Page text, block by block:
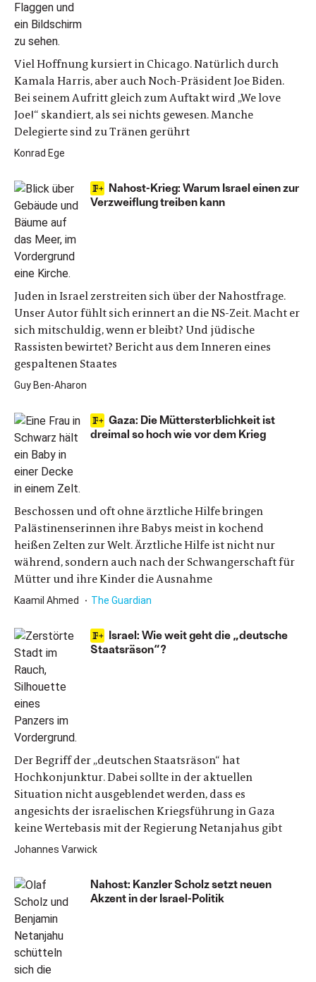
Viel Hoffnung kursiert in Chicago. Natürlich durch
Kamala Harris, aber auch Noch-Präsident Joe Biden.
Bei seinem Aufritt gleich zum Auftakt wird „We love
Joe!“ skandiert, als sei nichts gewesen. Manche
Delegierte sind zu Tränen gerührt
Konrad Ege
Nahost-Krieg: Warum Israel einen zur
Verzweiflung treiben kann
Juden in Israel zerstreiten sich über der Nahostfrage.
Unser Autor fühlt sich erinnert an die NS-Zeit. Macht er
sich mitschuldig, wenn er bleibt? Und jüdische
Rassisten bewirtet? Bericht aus dem Inneren eines
gespaltenen Staates
Guy Ben-Aharon
Gaza: Die Müttersterblichkeit ist
dreimal so hoch wie vor dem Krieg
Beschossen und oft ohne ärztliche Hilfe bringen
Palästinenserinnen ihre Babys meist in kochend
heißen Zelten zur Welt. Ärztliche Hilfe ist nicht nur
während, sondern auch nach der Schwangerschaft für
Mütter und ihre Kinder die Ausnahme
Kaamil Ahmed The Guardian
Israel: Wie weit geht die „deutsche
Staatsräson“?
Der Begriff der „deutschen Staatsräson“ hat
Hochkonjunktur. Dabei sollte in der aktuellen
Situation nicht ausgeblendet werden, dass es
angesichts der israelischen Kriegsführung in Gaza
keine Wertebasis mit der Regierung Netanjahus gibt
Johannes Varwick
Nahost: Kanzler Scholz setzt neuen
Akzent in der Israel-Politik